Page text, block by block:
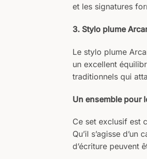
et les signatures
3. Stylo plume
Le stylo plume
un excellent
traditionnels qui
Un ensemble pour
Ce set exclusif est
Qu’il s’agisse
d’écriture peuvent